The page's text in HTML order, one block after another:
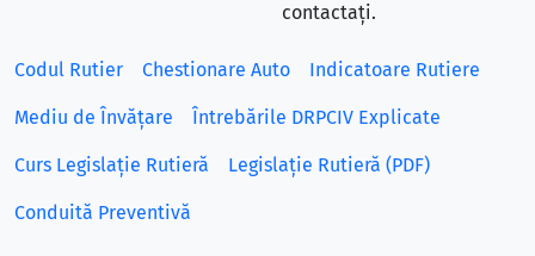
contactați.
Codul Rutier Chestionare Auto Indicatoare Rutiere
Mediu de Învățare Întrebările DRPCIV Explicate
Curs Legislație Rutieră Legislație Rutieră (PDF)
Conduită Preventivă